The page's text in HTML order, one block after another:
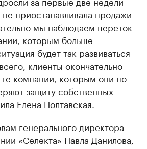
приостанавливала продажи
мы наблюдаем переток
которым больше
будет так развиваться
клиенты окончательно
компании, которым они по
защиту собственных
Елена Полтавская.
генерального директора
«Селекта» Павла Данилова,